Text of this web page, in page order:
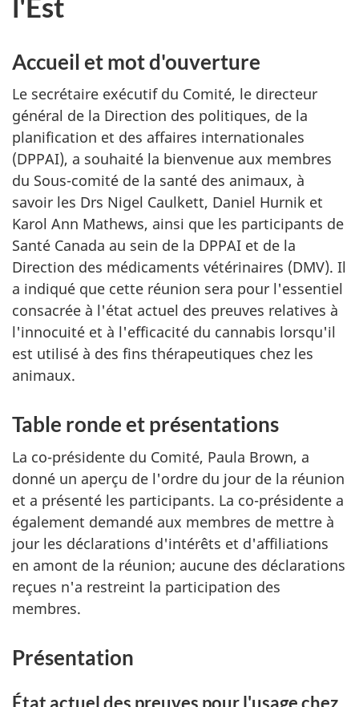
Accueil et mot d'ouverture
Le secrétaire exécutif du Comité, le directeur
général de la Direction des politiques, de la
planification et des affaires internationales
(DPPAI), a souhaité la bienvenue aux membres
du Sous-comité de la santé des animaux, à
savoir les Drs Nigel Caulkett, Daniel Hurnik et
Karol Ann Mathews, ainsi que les participants de
Santé Canada au sein de la DPPAI et de la
Direction des médicaments vétérinaires (DMV). Il
a indiqué que cette réunion sera pour l'essentiel
consacrée à l'état actuel des preuves relatives à
l'innocuité et à l'efficacité du cannabis lorsqu'il
est utilisé à des fins thérapeutiques chez les
animaux.
Table ronde et présentations
La co-présidente du Comité, Paula Brown, a
donné un aperçu de l'ordre du jour de la réunion
et a présenté les participants. La co-présidente a
également demandé aux membres de mettre à
jour les déclarations d'intérêts et d'affiliations
en amont de la réunion; aucune des déclarations
reçues n'a restreint la participation des
membres.
Présentation
État actuel des preuves pour l'usage chez